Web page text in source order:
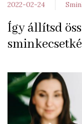
2022-02-24
Így állítsd